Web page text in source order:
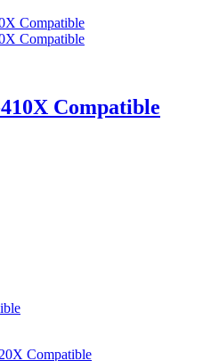
Compatible